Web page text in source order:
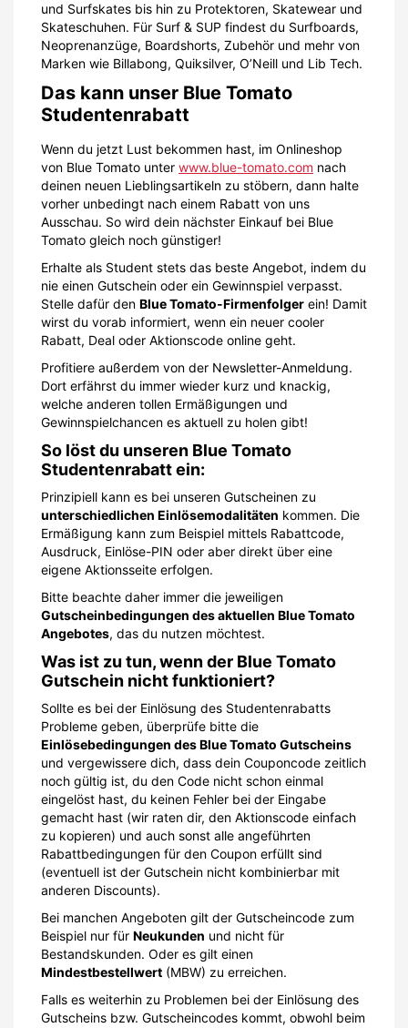
und Surfskates bis hin zu Protektoren, Skatewear und
Skateschuhen. Für Surf & SUP findest du Surfboards,
Neoprenanzüge, Boardshorts, Zubehör und mehr von
Marken wie Billabong, Quiksilver, O’Neill und Lib Tech.
Das kann unser Blue Tomato
Studentenrabatt
Wenn du jetzt Lust bekommen hast, im Onlineshop
von Blue Tomato unter www.blue-tomato.com nach
deinen neuen Lieblingsartikeln zu stöbern, dann halte
vorher unbedingt nach einem Rabatt von uns
Ausschau. So wird dein nächster Einkauf bei Blue
Tomato gleich noch günstiger!
Erhalte als Student stets das beste Angebot, indem du
nie einen Gutschein oder ein Gewinnspiel verpasst.
Stelle dafür den Blue Tomato-Firmenfolger ein! Damit
wirst du vorab informiert, wenn ein neuer cooler
Rabatt, Deal oder Aktionscode online geht.
Profitiere außerdem von der Newsletter-Anmeldung.
Dort erfährst du immer wieder kurz und knackig,
welche anderen tollen Ermäßigungen und
Gewinnspielchancen es aktuell zu holen gibt!
So löst du unseren Blue Tomato
Studentenrabatt ein:
Prinzipiell kann es bei unseren Gutscheinen zu
unterschiedlichen Einlösemodalitäten kommen. Die
Ermäßigung kann zum Beispiel mittels Rabattcode,
Ausdruck, Einlöse-PIN oder aber direkt über eine
eigene Aktionsseite erfolgen.
Bitte beachte daher immer die jeweiligen
Gutscheinbedingungen des aktuellen Blue Tomato
Angebotes, das du nutzen möchtest.
Was ist zu tun, wenn der Blue Tomato
Gutschein nicht funktioniert?
Sollte es bei der Einlösung des Studentenrabatts
Probleme geben, überprüfe bitte die
Einlösebedingungen des Blue Tomato Gutscheins
und vergewissere dich, dass dein Couponcode zeitlich
noch gültig ist, du den Code nicht schon einmal
eingelöst hast, du keinen Fehler bei der Eingabe
gemacht hast (wir raten dir, den Aktionscode einfach
zu kopieren) und auch sonst alle angeführten
Rabattbedingungen für den Coupon erfüllt sind
(eventuell ist der Gutschein nicht kombinierbar mit
anderen Discounts).
Bei manchen Angeboten gilt der Gutscheincode zum
Beispiel nur für Neukunden und nicht für
Bestandskunden. Oder es gilt einen
Mindestbestellwert (MBW) zu erreichen.
Falls es weiterhin zu Problemen bei der Einlösung des
Gutscheins bzw. Gutscheincodes kommt, obwohl beim